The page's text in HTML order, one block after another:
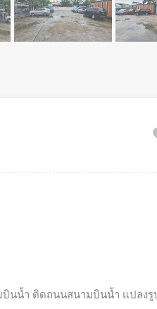
บินน้ำ ติดถนนสนามบินน้ำ แปลงรู